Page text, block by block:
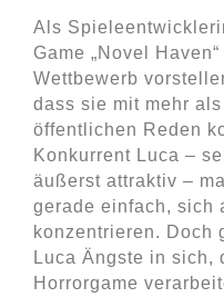
Als
Game „Novel
Wettbewerb
dass sie mit mehr
öffentlichen Reden
Konkurrent Luca –
äußerst attraktiv –
gerade einfach, sich
konzentrieren. Doch
Luca Ängste in sich,
Horrorgame